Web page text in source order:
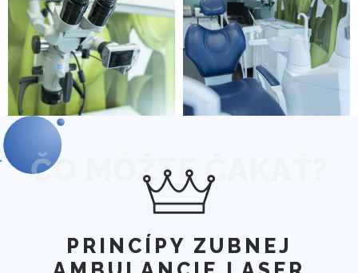
ČO MÔŽTE ČAKAŤ?
PRINCÍPY ZUBNEJ